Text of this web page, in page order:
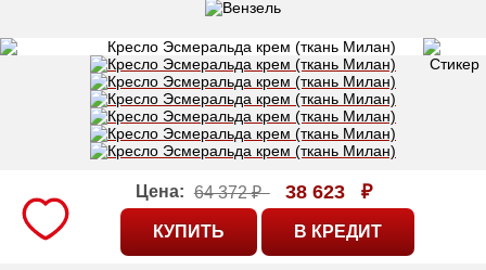
Цена: 64 372 ₽ 38 623 ₽